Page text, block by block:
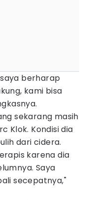
berharap
kami bisa
sekarang masih
Klok. Kondisi dia
dari cidera.
karena dia
Saya
secepatnya,"